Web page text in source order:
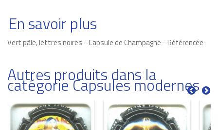
En savoir plus
Vert pâle, lettres noires - Capsule de Champagne - Référencée-
Autres produits dans la
catégorie Capsules modernes